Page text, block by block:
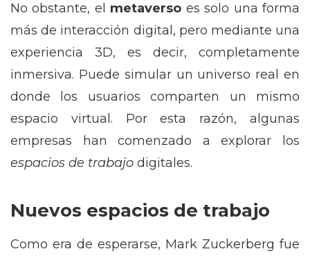
No obstante, el metaverso es solo una forma
más de interacción digital, pero mediante una
experiencia 3D, es decir, completamente
inmersiva. Puede simular un universo real en
donde los usuarios comparten un mismo
espacio virtual. Por esta razón, algunas
empresas han comenzado a explorar los
espacios de trabajo digitales.
Nuevos espacios de trabajo
Como era de esperarse, Mark Zuckerberg fue